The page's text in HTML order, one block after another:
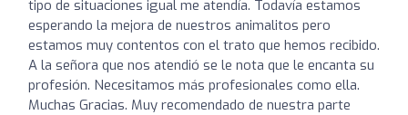
tipo de situaciones igual me atendía. Todavía estamos
esperando la mejora de nuestros animalitos pero
estamos muy contentos con el trato que hemos recibido.
A la señora que nos atendió se le nota que le encanta su
profesión. Necesitamos más profesionales como ella.
Muchas Gracias. Muy recomendado de nuestra parte